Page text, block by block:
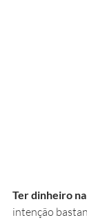
Ter dinheiro na
intenção